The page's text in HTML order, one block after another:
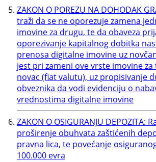
ZAKON O POREZU NA DOHODAK
traži da se ne oporezuje zamena
imovine za drugu, te da obaveza
oporezivanje kapitalnog dobitka
prenosa digitalne imovine uz
jest pri zameni ove vrste imovine
novac (fiat valutu), uz propisivanje
obveznika da vodi evidenciju o
vrednostima digitalne imovine
ZAKON O OSIGURANJU DEPOZITA:
proširenje obuhvata zaštićenih
pravna lica, te povećanje
100.000 evra